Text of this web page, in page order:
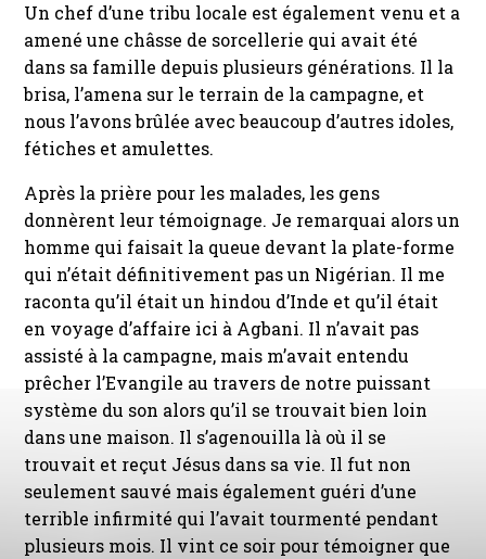
Un chef d’une tribu locale est également venu et a
amené une châsse de sorcellerie qui avait été
dans sa famille depuis plusieurs générations. Il la
brisa, l’amena sur le terrain de la campagne, et
nous l’avons brûlée avec beaucoup d’autres idoles,
fétiches et amulettes.
Après la prière pour les malades, les gens
donnèrent leur témoignage. Je remarquai alors un
homme qui faisait la queue devant la plate-forme
qui n’était définitivement pas un Nigérian. Il me
raconta qu’il était un hindou d’Inde et qu’il était
en voyage d’affaire ici à Agbani. Il n’avait pas
assisté à la campagne, mais m’avait entendu
prêcher l’Evangile au travers de notre puissant
système du son alors qu’il se trouvait bien loin
dans une maison. Il s’agenouilla là où il se
trouvait et reçut Jésus dans sa vie. Il fut non
seulement sauvé mais également guéri d’une
terrible infirmité qui l’avait tourmenté pendant
plusieurs mois. Il vint ce soir pour témoigner que